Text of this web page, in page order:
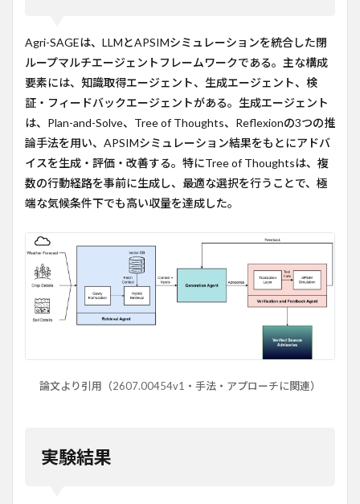
Agri-SAGEは、LLMとAPSIMシミュレーションを統合した閉
ループマルチエージェントフレームワークである。主な構成
要素には、知識取得エージェント、生成エージェント、検
証・フィードバックエージェントがある。生成エージェント
は、Plan-and-Solve、Tree of Thoughts、Reflexionの3つの推
論手法を用い、APSIMシミュレーション結果をもとにアドバ
イスを生成・評価・改善する。特にTree of Thoughtsは、複
数の行動経路を事前に生成し、最適な選択を行うことで、極
端な気候条件下でも高い収量を達成した。
論文より引用（2607.00454v1・手法・アプローチに関連）
実験結果